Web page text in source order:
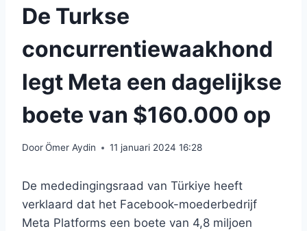
De Turkse
concurrentiewaakhond
legt Meta een dagelijkse
boete van $160.000 op
DoorÖmer Aydin 11 januari 2024 16:28
De mededingingsraad van Türkiye heeft
verklaard dat het Facebook-moederbedrijf
Meta Platforms een boete van 4,8 miljoen